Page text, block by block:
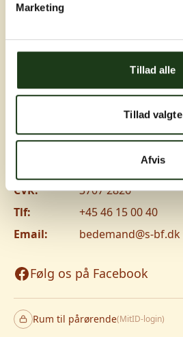
Marketing
Tillad alle
Tillad valgte
Afvis
Adresser
Jyllingevej 8, 2720 Vanløse
CVR:
3707 2826
Tlf:
+45 46 15 00 40
Email:
bedemand@s-bf.dk
Følg os på Facebook
Rum til pårørende(MitID-login)